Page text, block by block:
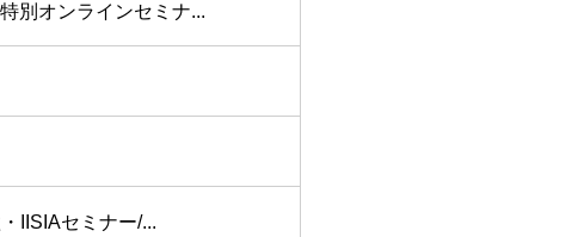
別オンラインセミナ...
IISIAセミナー/...